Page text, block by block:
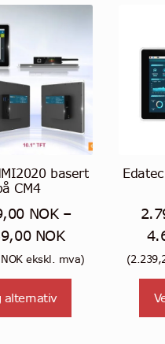
basert
CM4
NOK –
NOKPrisområde:
2.649,00 NOK
til
2.939,00 NOK
NOKekskl. mva)
alternativ
(